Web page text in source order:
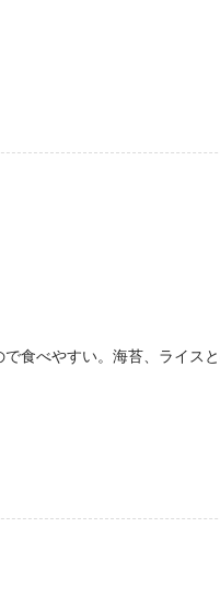
食べやすい。海苔、ライス